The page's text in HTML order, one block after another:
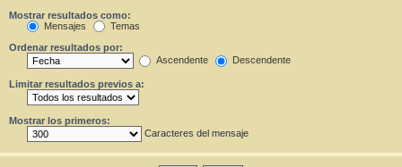
Mostrar resultados como:
Mensajes
Temas
Ordenar resultados por:
Ascendente
Descendente
Limitar resultados previos a:
Mostrar los primeros:
Caracteres del mensaje